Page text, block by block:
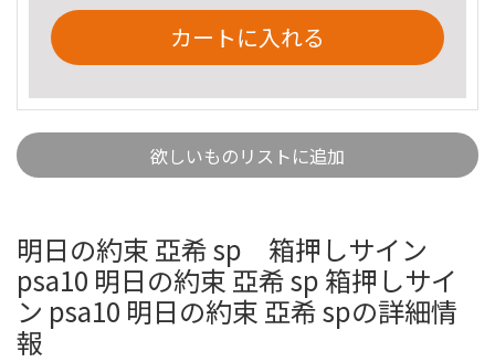
カートに入れる
欲しいものリストに追加
明日の約束 亞希 sp 箱押しサイン
psa10 明日の約束 亞希 sp 箱押しサイ
ン psa10 明日の約束 亞希 spの詳細情
報